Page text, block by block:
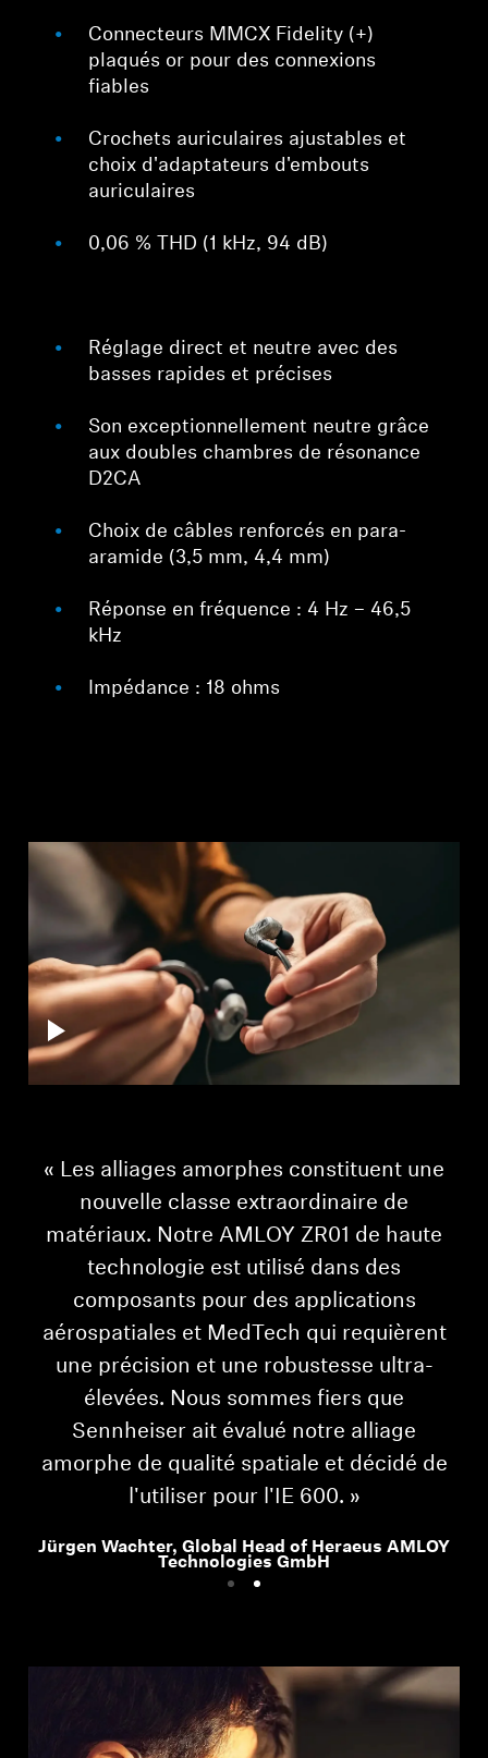
Connecteurs MMCX Fidelity (+)
plaqués or pour des connexions
fiables
Crochets auriculaires ajustables et
choix d'adaptateurs d'embouts
auriculaires
0,06 % THD (1 kHz, 94 dB)
Réglage direct et neutre avec des
basses rapides et précises
Son exceptionnellement neutre grâce
aux doubles chambres de résonance
D2CA
Choix de câbles renforcés en para-
aramide (3,5 mm, 4,4 mm)
Réponse en fréquence : 4 Hz – 46,5
kHz
Impédance : 18 ohms
« Les alliages amorphes constituent une
nouvelle classe extraordinaire de
matériaux. Notre AMLOY ZR01 de haute
technologie est utilisé dans des
composants pour des applications
aérospatiales et MedTech qui requièrent
une précision et une robustesse ultra-
élevées. Nous sommes fiers que
Sennheiser ait évalué notre alliage
amorphe de qualité spatiale et décidé de
l'utiliser pour l'IE 600. »
Jürgen Wachter, Global Head of Heraeus AMLOY
Technologies GmbH